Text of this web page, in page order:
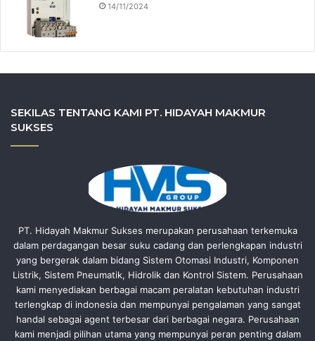
14/11/2024
SEKILAS TENTANG KAMI PT. HIDAYAH MAKMUR
SUKSES
PT. Hidayah Makmur Sukses merupakan perusahaan terkemuka
dalam perdagangan besar suku cadang dan perlengkapan industri
yang bergerak dalam bidang Sistem Otomasi Industri, Komponen
Listrik, Sistem Pneumatik, Hidrolik dan Kontrol Sistem. Perusahaan
kami menyediakan berbagai macam peralatan kebutuhan industri
terlengkap di indonesia dan mempunyai pengalaman yang sangat
handal sebagai agent terbesar dari berbagai negara. Perusahaan
kami menjadi pilihan utama yang mempunyai peran penting dalam